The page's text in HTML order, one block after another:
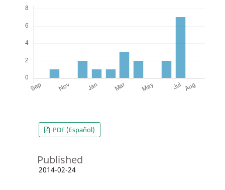
PDF (Español)
Published
2014-02-24